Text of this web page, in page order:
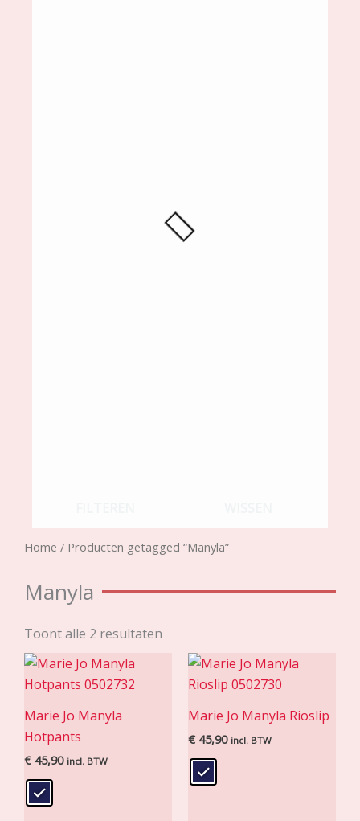
Home / Producten getagged “Manyla”
Manyla
Toont alle 2 resultaten
Marie Jo Manyla
Hotpants
€ 45,90 incl. BTW
Marie Jo Manyla Rioslip
€ 45,90 incl. BTW